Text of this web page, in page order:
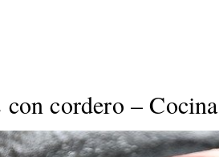
con cordero –